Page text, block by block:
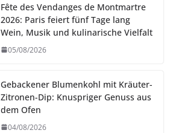
Fête des Vendanges de Montmartre
2026: Paris feiert fünf Tage lang
Wein, Musik und kulinarische Vielfalt
05/08/2026
Gebackener Blumenkohl mit Kräuter-
Zitronen-Dip: Knuspriger Genuss aus
dem Ofen
04/08/2026